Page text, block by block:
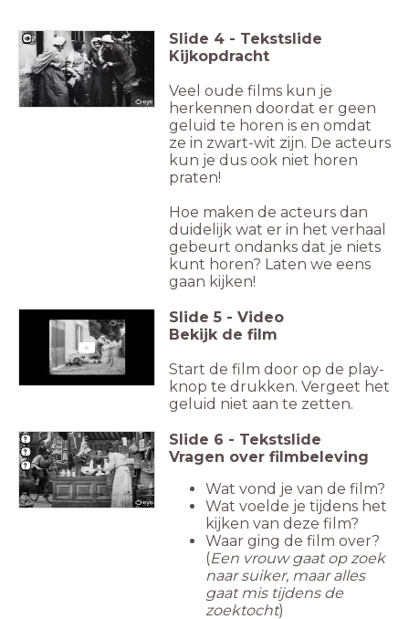
Slide 4 - Tekstslide
Kijkopdracht
Veel oude films kun je
herkennen doordat er geen
geluid te horen is en omdat
ze in zwart-wit zijn. De acteurs
kun je dus ook niet horen
praten!
Hoe maken de acteurs dan
duidelijk wat er in het verhaal
gebeurt ondanks dat je niets
kunt horen? Laten we eens
gaan kijken!
Slide 5 - Video
Bekijk de film
Start de film door op de play-
knop te drukken. Vergeet het
geluid niet aan te zetten.
Slide 6 - Tekstslide
Vragen over filmbeleving
Wat vond je van de film?
Wat voelde je tijdens het
kijken van deze film?
Waar ging de film over?
(Een vrouw gaat op zoek
naar suiker, maar alles
gaat mis tijdens de
zoektocht)